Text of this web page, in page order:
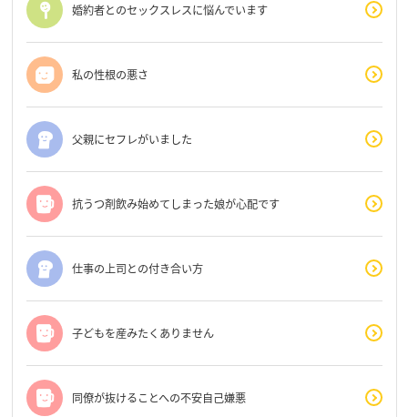
婚約者とのセックスレスに悩んでいます
私の性根の悪さ
父親にセフレがいました
抗うつ剤飲み始めてしまった娘が心配です
仕事の上司との付き合い方
子どもを産みたくありません
同僚が抜けることへの不安自己嫌悪